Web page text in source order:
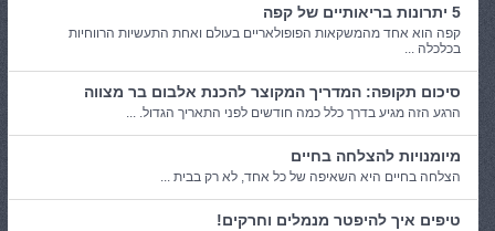
5 יתרונות בריאותיים של קפה
קפה הוא אחד מהמשקאות הפופולאריים בעולם ואחת התעשיות הרווחיות
בכלכלה ...
סיכום תקופה: המדריך המקוצר להכנת אלבום בר מצווה
הרגע הזה מגיע בדרך כלל כמה חודשים לפני התאריך הגדול. ...
מיומנויות להצלחה בחיים
הצלחה בחיים היא השאיפה של כל אחד, לא רק בבית ...
טיפים איך להיפטר מנמלים וחרקים!